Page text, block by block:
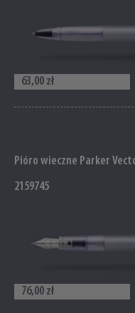
63,00 zł
Pióro wieczne Parker
2159745
76,00 zł